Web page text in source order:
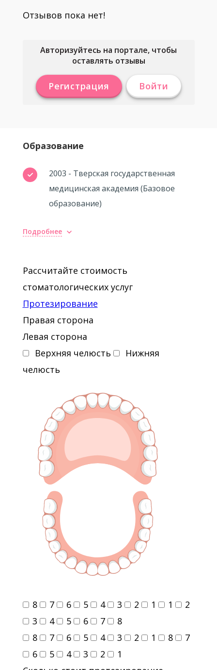
Отзывов пока нет!
Авторизуйтесь на портале, чтобы
оставлять отзывы
Регистрация Войти
Образование
2003 - Тверская государственная
медицинская академия (Базовое
образование)
Подробнее
Рассчитайте стоимость
стоматологических услуг
Протезирование
Правая сторона
Левая сторона
Верхняя челюсть
Нижняя
челюсть
8 7 6 5 4 3 2 1 1
2
3
4 5 6 7
8
8
7 6 5 4 3 2 1 8
7
6
5 4 3 2
1